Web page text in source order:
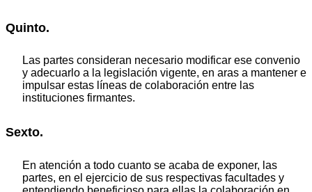
Quinto.
Las partes consideran necesario modificar ese convenio
y adecuarlo a la legislación vigente, en aras a mantener e
impulsar estas líneas de colaboración entre las
instituciones firmantes.
Sexto.
En atención a todo cuanto se acaba de exponer, las
partes, en el ejercicio de sus respectivas facultades y